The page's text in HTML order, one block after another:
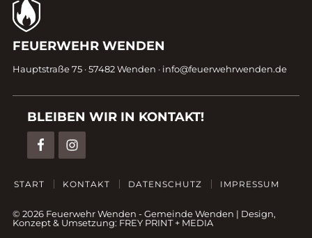
Kontaktdaten
Fußzeile
FEUERWEHR WENDEN
Hauptstraße 75 · 57482 Wenden · info@feuerwehrwenden.de
BLEIBEN WIR IN KONTAKT!
START KONTAKT DATENSCHUTZ IMPRESSUM
© 2026 Feuerwehr Wenden -Gemeinde Wenden | Design,
Konzept & Umsetzung: FREY PRINT + MEDIA